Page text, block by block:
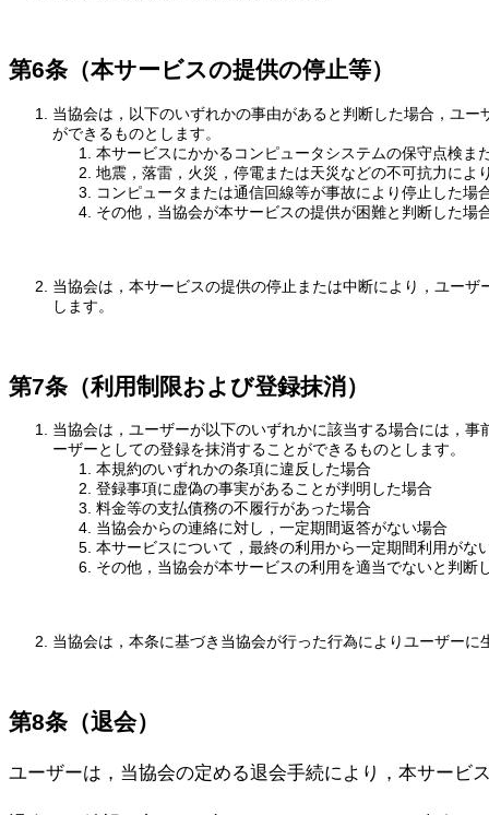
第6条（本サービスの提供の停止等）
当協会は，以下のいずれかの事由があると判断した場合，ユ
ができるものとします。
本サービスにかかるコンピュータシステムの保守点検ま
地震，落雷，火災，停電または天災などの不可抗力によ
コンピュータまたは通信回線等が事故により停止した場
その他，当協会が本サービスの提供が困難と判断した場
当協会は，本サービスの提供の停止または中断により，ユー
します。
第7条（利用制限および登録抹消）
当協会は，ユーザーが以下のいずれかに該当する場合には，
ーザーとしての登録を抹消することができるものとします。
本規約のいずれかの条項に違反した場合
登録事項に虚偽の事実があることが判明した場合
料金等の支払債務の不履行があった場合
当協会からの連絡に対し，一定期間返答がない場合
本サービスについて，最終の利用から一定期間利用がな
その他，当協会が本サービスの利用を適当でないと判断
当協会は，本条に基づき当協会が行った行為によりユーザー
第8条（退会）
ユーザーは，当協会の定める退会手続により，本サービ